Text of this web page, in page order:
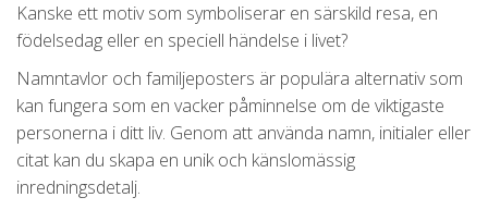
Kanske ett motiv som symboliserar en särskild resa, en
födelsedag eller en speciell händelse i livet?
Namntavlor och familjeposters är populära alternativ som
kan fungera som en vacker påminnelse om de viktigaste
personerna i ditt liv. Genom att använda namn, initialer eller
citat kan du skapa en unik och känslomässig
inredningsdetalj.